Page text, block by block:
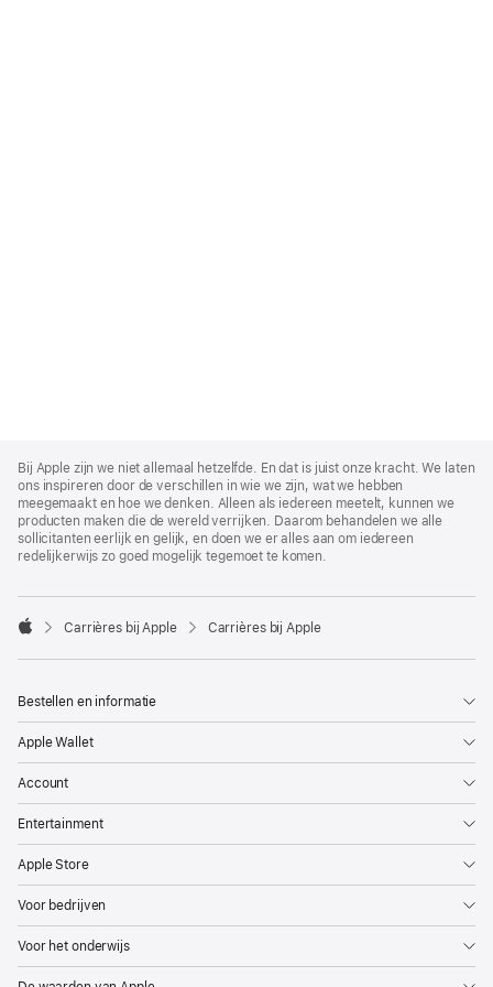
Footer
Bij Apple zijn we niet allemaal hetzelfde. En dat is juist onze kracht. We laten
ons inspireren door de verschillen in wie we zijn, wat we hebben
meegemaakt en hoe we denken. Alleen als iedereen meetelt, kunnen we
producten maken die de wereld verrijken. Daarom behandelen we alle
sollicitanten eerlijk en gelijk, en doen we er alles aan om iedereen
redelijkerwijs zo goed mogelijk tegemoet te komen.

Carrières bij Apple Carrières bij Apple
Bestellen en informatie
Apple Wallet
Account
Entertainment
Apple Store
Voor bedrijven
Voor het onderwijs